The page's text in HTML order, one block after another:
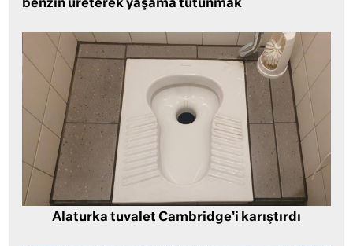
benzin üreterek yaşama tutunmak
Alaturka tuvalet Cambridge’i karıştırdı